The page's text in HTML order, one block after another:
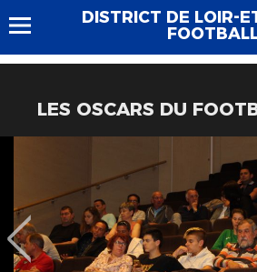
DISTRICT DE LOIR-
LES OSCARS DU